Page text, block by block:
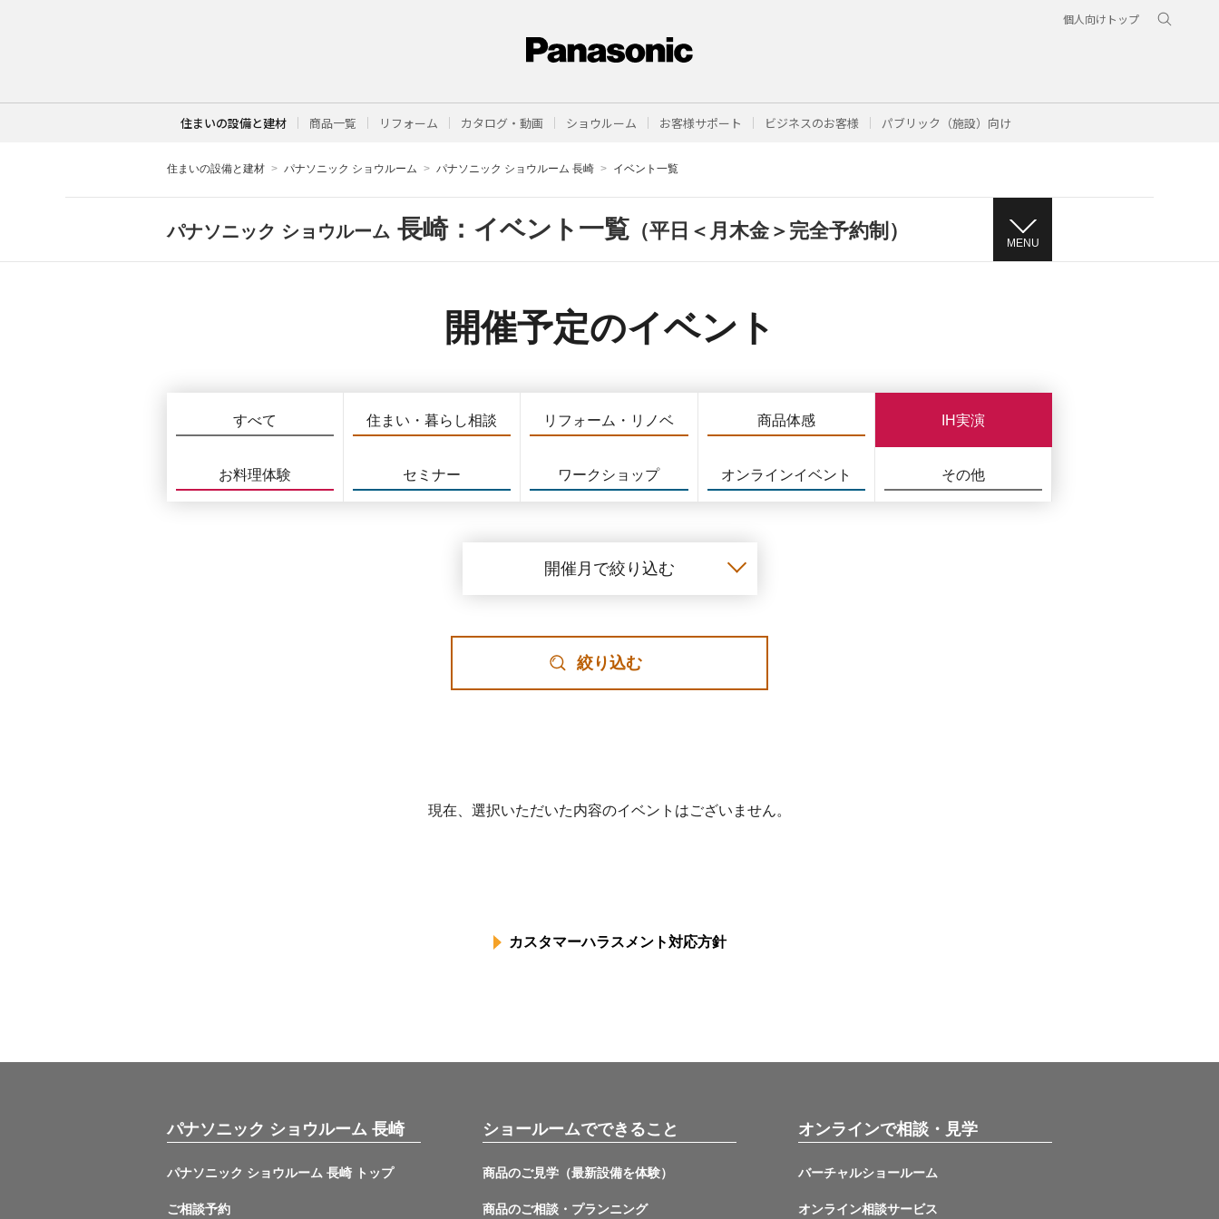
個人向けトップ
住まいの設備と建材 商品一覧 リフォーム カタログ・動画 ショウルーム お客様サポート ビジネスのお客様 パブリック（施設）向け
住まいの設備と建材 パナソニック ショウルーム パナソニック ショウルーム 長崎 イベント一覧
パナソニック ショウルーム 長崎：イベント一覧 （平日＜月木金＞完全予約制）
MENU
開催予定のイベント
すべて 住まい・暮らし相談 リフォーム・リノベ 商品体感 IH実演
お料理体験 セミナー ワークショップ オンラインイベント その他
開催月で絞り込む
絞り込む
現在、選択いただいた内容のイベントはございません。
カスタマーハラスメント対応方針
パナソニック ショウルーム 長崎
パナソニック ショウルーム 長崎 トップ
ご相談予約
ショールームでできること
商品のご見学（最新設備を体験）
商品のご相談・プランニング
オンラインで相談・見学
バーチャルショールーム
オンライン相談サービス